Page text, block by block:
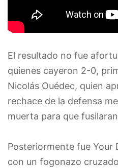
El resultado no fue
quienes cayeron 2-0,
Nicolás Ouédec, quien
rechace de la defensa
muerta para que
Posteriormente fue Your
con un fogonazo